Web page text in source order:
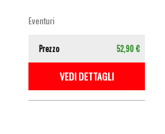
eventuri
Prezzo 52,90 €
VEDI DETTAGLI